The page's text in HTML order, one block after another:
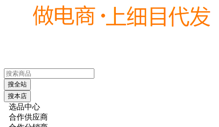
搜全站
搜本店
选品中心
合作供应商